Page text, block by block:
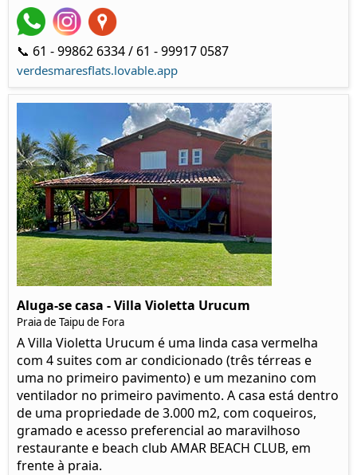
📞 61 - 99862 6334 / 61 - 99917 0587
verdesmaresflats.lovable.app
Aluga-se casa - Villa Violetta Urucum
Praia de Taipu de Fora
A Villa Violetta Urucum é uma linda casa vermelha
com 4 suites com ar condicionado (três térreas e
uma no primeiro pavimento) e um mezanino com
ventilador no primeiro pavimento. A casa está dentro
de uma propriedade de 3.000 m2, com coqueiros,
gramado e acesso preferencial ao maravilhoso
restaurante e beach club AMAR BEACH CLUB, em
frente à praia.